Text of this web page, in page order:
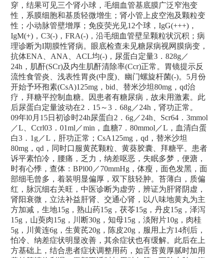
穿，结果可见三个肾小球，毛细血管基底膜广泛窄泡变
性，系膜细胞和基质轻微增生；肾小管上皮空泡及颗粒变
性；小动脉管壁增厚；免疫荧光见12个球，IgG(+++)，
IgM(+)，C3(-)，FRA(-)，沿毛细血管壁呈颗粒状沉积；病
理诊断为I期膜性肾病。眼底检查未见糖尿病视网膜病变，
抗体ENA、ANA、ACL均(-)，尿蛋白定量3．828g／
24h，肌酐(SCr)及内生肌酐清除率(Ccr)正常。胃镜提示反
流性食管炎、浅表性胃炎(中度)、幽门螺旋杆菌(-)。5月份
开始予环孢素(CsA)125mg，bid、替米沙坦80mg，qd治
疗，拜糖平控制血糖。因患者有糖尿病，故未用激素。此
后尿蛋白定量波动在2．15～3．68g／24h，肾功正常。
09年l0月15日初诊时24h尿蛋白2．6g／24h、Scr64．3mmol
／L、Ccrl03．01ml／min，血糖7．80mmol／L，血清白蛋
白3．1g／L，肝功正常；CsA125mg，qd，替米沙坦
80mg，qd，同时口服黄芪颗粒、黄葵胶囊、拜糖平。患者
诉平素怕冷，腰痛，乏力，纳差呕恶，失眠多梦，便溏，
时有心悸，查体：BPl00／70mmHg，体瘦，面色发黑，面
部细毛曾多，着装明显偏厚，双下肢轻肿。苔薄白，质偏
红，脉沉细右关旺，中医诊断为虚劳，辨证为肝肾阴虚，
肾阳衰微，立法补益肝肾、交通心肾，以八味地黄丸为主
方加减，生地15g，熟山药15g，茯苓15g，丹皮15g，泽泻
15g，山萸肉15g，川断30g，知母15g，淡附片10g，肉桂
5g，川黄连6g，生黄芪20g，陈皮20g，服用上方14剂后，
怕冷、纳差症状明显改善，其余症状也有缓解。此后在上
方基础上，结合患者症状调整用药，如舌苔黄厚腻时加用